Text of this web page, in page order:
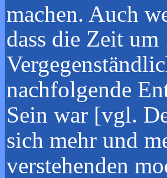
machen. Auch
dass die Zeit
nachfolgende
Sein war [vgl.
sich mehr und
verstehenden